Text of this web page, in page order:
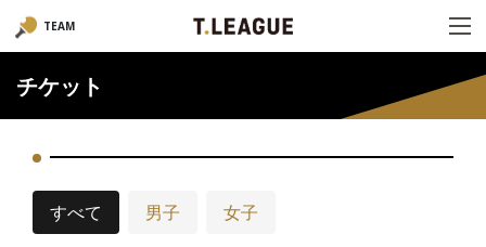
TEAM
チケット
すべて 男子 女子